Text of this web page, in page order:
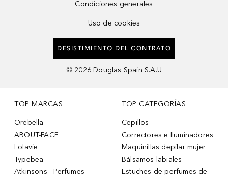
Condiciones generales
Uso de cookies
DESISTIMIENTO DEL CONTRATO
© 2026 Douglas Spain S.A.U
TOP MARCAS
Orebella
ABOUT-FACE
Lolavie
Typebea
Atkinsons - Perfumes
TOP CATEGORÍAS
Cepillos
Correctores e Iluminadores
Maquinillas depilar mujer
Bálsamos labiales
Estuches de perfumes de